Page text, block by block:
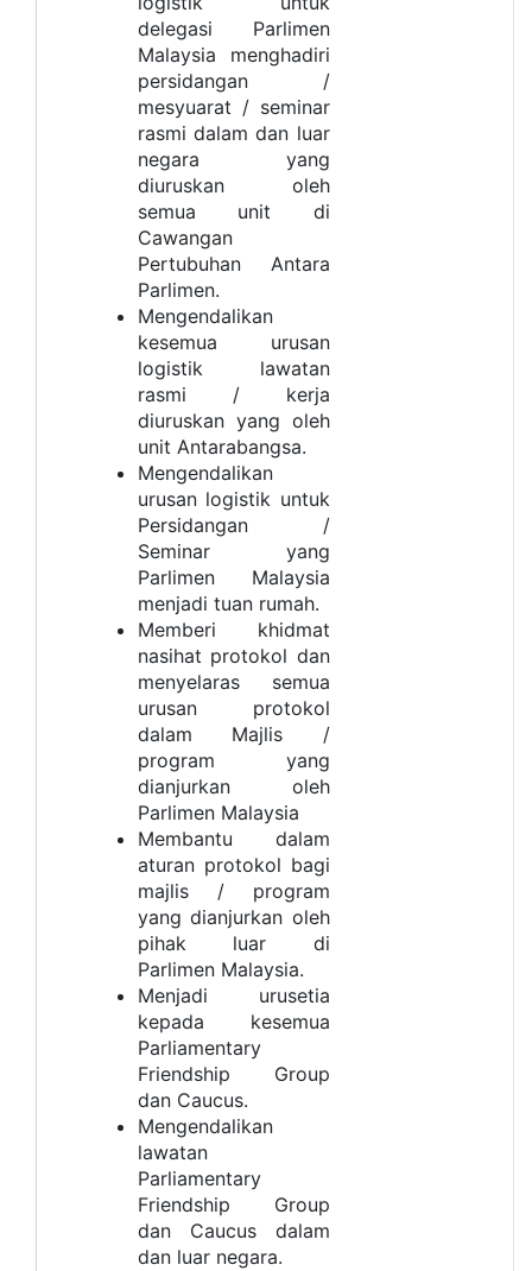
delegasi Parlimen
Malaysia menghadiri
persidangan /
mesyuarat / seminar
rasmi dalam dan luar
negara yang
diuruskan oleh
semua unit di
Cawangan
Pertubuhan Antara
Parlimen.
Mengendalikan
kesemua urusan
logistik lawatan
rasmi / kerja
diuruskan yang oleh
unit Antarabangsa.
Mengendalikan
urusan logistik untuk
Persidangan /
Seminar yang
Parlimen Malaysia
menjadi tuan rumah.
Memberi khidmat
nasihat protokol dan
menyelaras semua
urusan protokol
dalam Majlis /
program yang
dianjurkan oleh
Parlimen Malaysia
Membantu dalam
aturan protokol bagi
majlis / program
yang dianjurkan oleh
pihak luar di
Parlimen Malaysia.
Menjadi urusetia
kepada kesemua
Parliamentary
Friendship Group
dan Caucus.
Mengendalikan
lawatan
Parliamentary
Friendship Group
dan Caucus dalam
dan luar negara.